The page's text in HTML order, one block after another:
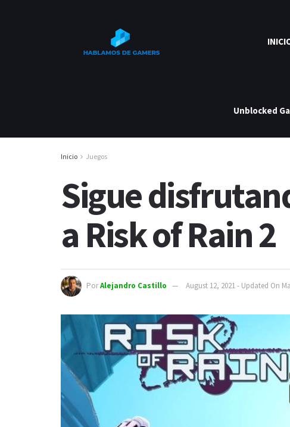
Unblocked
Inicio Juegos
Sigue
a Risk of Rain 2
PorAlejandro Castillo August 12, 2021 - Updated On